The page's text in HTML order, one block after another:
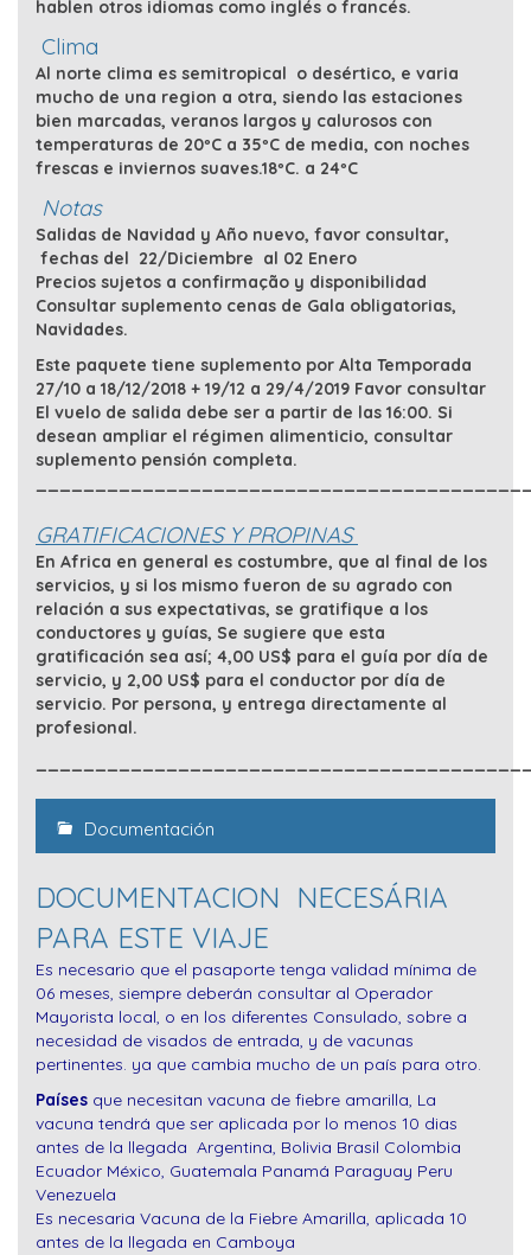
hablen otros idiomas como inglés o francés.
Clima
Al norte clima es semitropical o desértico, e varia
mucho de una region a otra, siendo las estaciones
bien marcadas, veranos largos y calurosos con
temperaturas de 20ºC a 35ºC de media, con noches
frescas e inviernos suaves.18ºC. a 24ºC
Notas
Salidas de Navidad y Año nuevo, favor consultar,
fechas del 22/Diciembre al 02 Enero
Precios sujetos a confirmação y disponibilidad
Consultar suplemento cenas de Gala obligatorias,
Navidades.
Este paquete tiene suplemento por Alta Temporada
27/10 a 18/12/2018 + 19/12 a 29/4/2019 Favor consultar
El vuelo de salida debe ser a partir de las 16:00. Si
desean ampliar el régimen alimenticio, consultar
suplemento pensión completa.
GRATIFICACIONES Y PROPINAS
En Africa en general es costumbre, que al final de los
servicios, y si los mismo fueron de su agrado con
relación a sus expectativas, se gratifique a los
conductores y guías, Se sugiere que esta
gratificación sea así; 4,00 US$ para el guía por día de
servicio, y 2,00 US$ para el conductor por día de
servicio. Por persona, y entrega directamente al
profesional.
Documentación
DOCUMENTACION NECESÁRIA
PARA ESTE VIAJE
Es necesario que el pasaporte tenga validad mínima de
06 meses, siempre deberán consultar al Operador
Mayorista local, o en los diferentes Consulado, sobre a
necesidad de visados de entrada, y de vacunas
pertinentes. ya que cambia mucho de un país para otro.
Países que necesitan vacuna de fiebre amarilla, La
vacuna tendrá que ser aplicada por lo menos 10 dias
antes de la llegada Argentina, Bolivia Brasil Colombia
Ecuador México, Guatemala Panamá Paraguay Peru
Venezuela
Es necesaria Vacuna de la Fiebre Amarilla, aplicada 10
antes de la llegada en Camboya